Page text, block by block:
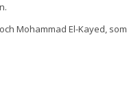
Mohammad El-Kayed, som